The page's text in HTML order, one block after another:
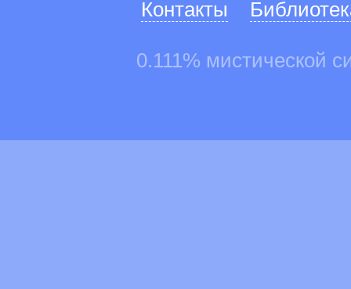
Контакты
0.111% мистической